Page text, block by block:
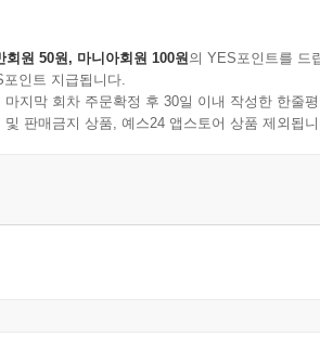
회원 50원, 마니아회원 100원의 YES포인트를 드
인트 지급됩니다.
지막 회차 주문확정 후 30일 이내 작성한 한줄
판매금지 상품, 예스24 앱스토어 상품 제외됩